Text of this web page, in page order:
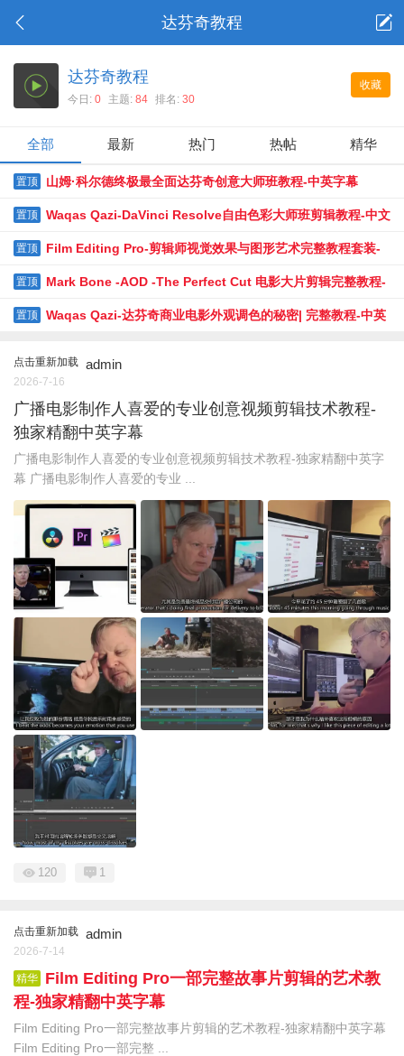
达芬奇教程
收藏
达芬奇教程
今日: 0 主题: 84 排名: 30
全部 最新 热门 热帖 精华
置顶 山姆·科尔德终极最全面达芬奇创意大师班教程-中英字幕
置顶 Waqas Qazi-DaVinci Resolve自由色彩大师班剪辑教程-中文
字幕
置顶 Film Editing Pro-剪辑师视觉效果与图形艺术完整教程套装-
中英字幕
置顶 Mark Bone -AOD -The Perfect Cut 电影大片剪辑完整教程-
中英字幕
置顶 Waqas Qazi-达芬奇商业电影外观调色的秘密| 完整教程-中英
点击重新加载 admin
2026-7-16
广播电影制作人喜爱的专业创意视频剪辑技术教程-
独家精翻中英字幕
广播电影制作人喜爱的专业创意视频剪辑技术教程-独家精翻中英字
幕 广播电影制作人喜爱的专业 ...
120 1
点击重新加载 admin
2026-7-14
精华
Film Editing Pro一部完整故事片剪辑的艺术教
程-独家精翻中英字幕
Film Editing Pro一部完整故事片剪辑的艺术教程-独家精翻中英字幕
Film Editing Pro一部完整 ...